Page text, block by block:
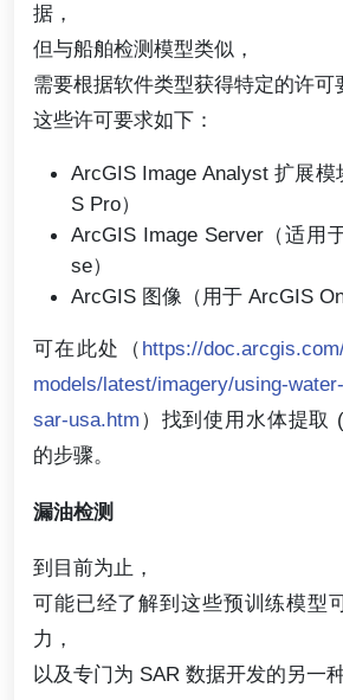
据，
但与船舶检测模型类似，
需要根据软件类型获得特定的许可
这些许可要求如下：
ArcGIS Image Analyst 扩展
S Pro）
ArcGIS Image Server（适用
se）
ArcGIS 图像（用于 ArcGIS
可在此处（ https://
models/latest/imagery/using-
sar-usa.htm ）找到使用水体提取
的步骤。
漏油检测
到目前为止，
可能已经了解到这些预训练模型
力，
以及专门为 SAR 数据开发的另一